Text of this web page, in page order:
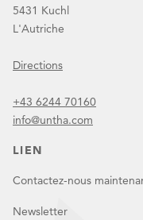
5431 Kuchl
L'Autriche
Directions
+43 6244 70160
info@untha.com
LIEN
Contactez-nous
Newsletter